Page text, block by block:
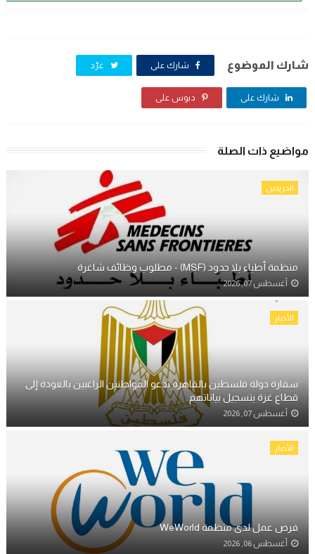
شارك الموضوع شارك على غرّد
شارك على دبوس على
مواضيع ذات الصلة
الخريجين
منظمة أطباء بلا حدود (MSF) - مطلوب وظائف شاغرة
أغسطس 07, 2026
الأخبار
سفارة دولة فلسطين بالقاهرة تدعو المواطنين الراغبين بالعودة إلى
قطاع غزة بتسجيل بياناتهم
أغسطس 07, 2026
الأخبار
فرص عمل لدى منظمة WeWorld
أغسطس 06, 2026